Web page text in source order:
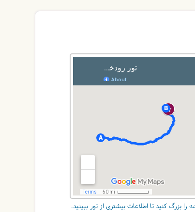
را بزرگ کنید تا اطلاعات بیشتری از تور ببینید.